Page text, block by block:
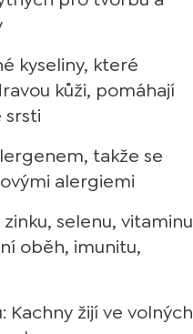
kyseliny, které
kůži, pomáhají
srsti
takže se
alergiemi
selenu, vitaminu
oběh, imunitu,
Kachny žijí ve volných